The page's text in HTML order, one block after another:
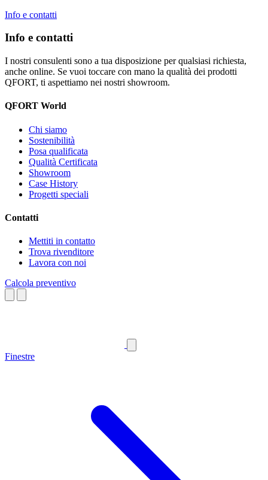
Info e contatti
Info e contatti
I nostri consulenti sono a tua disposizione per qualsiasi richiesta,
anche online. Se vuoi toccare con mano la qualità dei prodotti
QFORT, ti aspettiamo nei nostri showroom.
QFORT World
Chi siamo
Sostenibilità
Posa qualificata
Qualità Certificata
Showroom
Case History
Progetti speciali
Contatti
Mettiti in contatto
Trova rivenditore
Lavora con noi
Calcola preventivo
Finestre